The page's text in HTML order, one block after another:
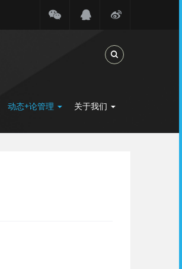
Toggle Search
动态+论管理 关于我们